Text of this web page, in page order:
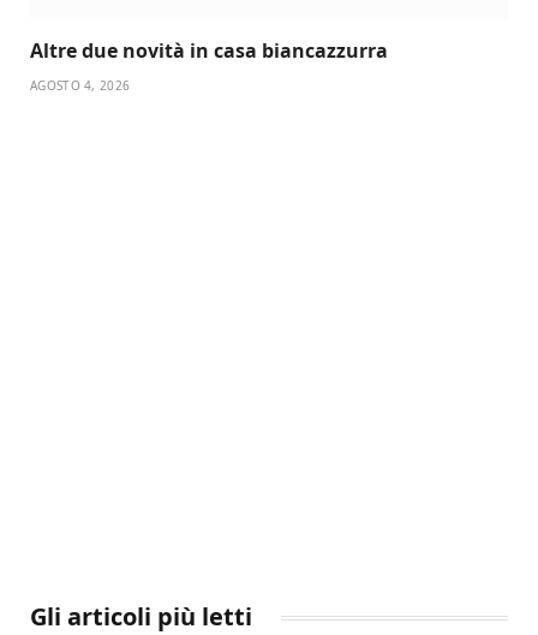
Altre due novità in casa biancazzurra
AGOSTO 4, 2026
Gli articoli più letti